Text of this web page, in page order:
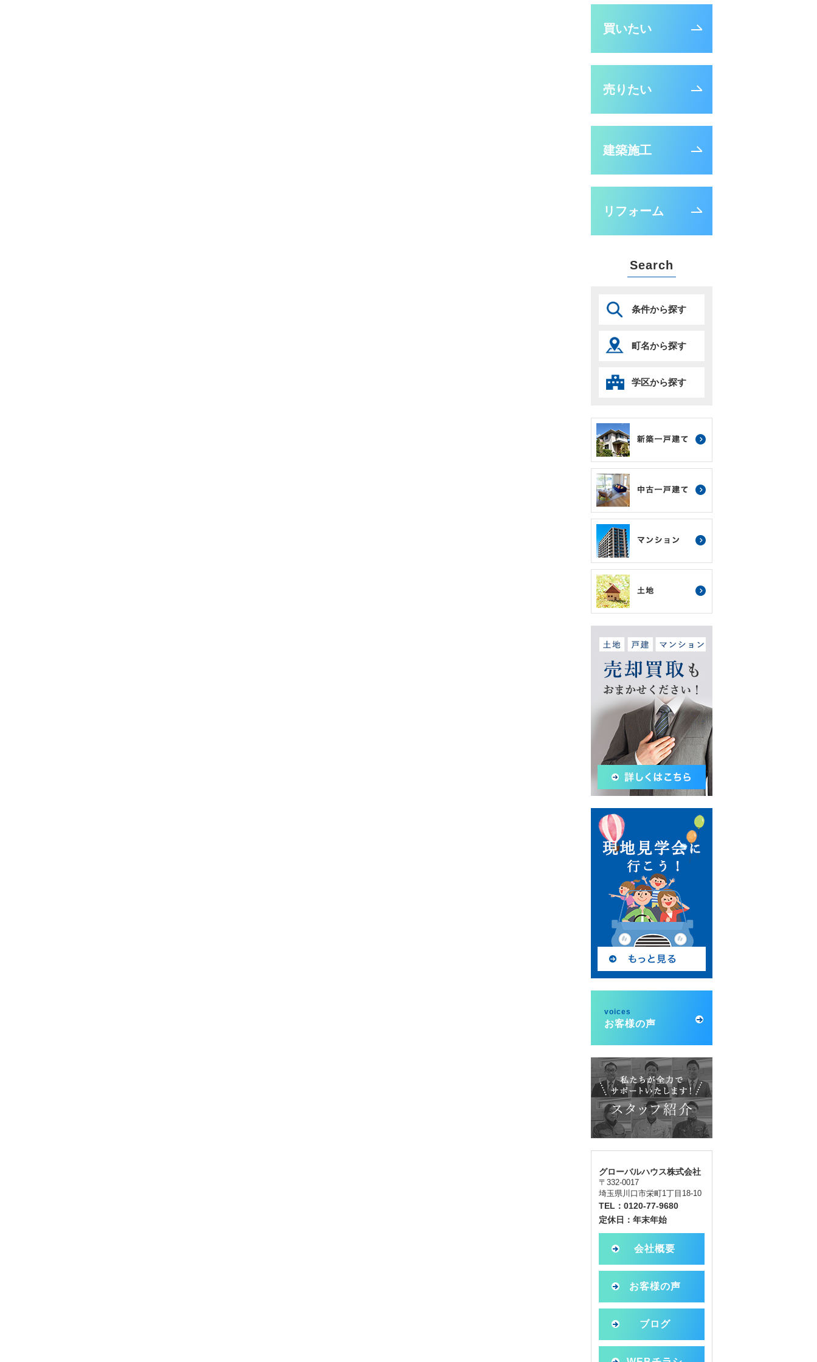
買いたい
売りたい
建築施工
リフォーム
Search
条件から探す
町名から探す
学区から探す
voices
お客様の声
グローバルハウス株式会社
〒332-0017
埼玉県川口市栄町1丁目18-10
TEL：0120-77-9680
定休日：年末年始
会社概要
お客様の声
ブログ